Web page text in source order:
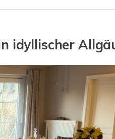
idyllischer